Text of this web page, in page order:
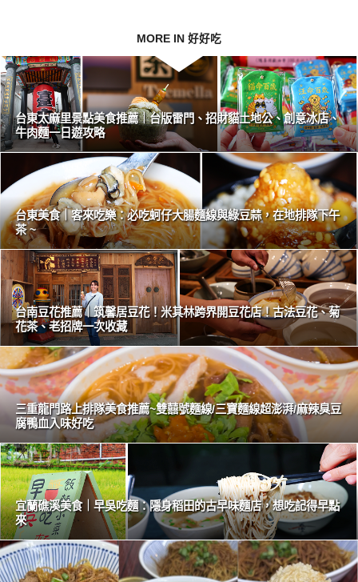
MORE IN 好好吃
台東太麻里景點美食推薦｜台版雷門、招財貓土地公、創意冰店、
牛肉麵一日遊攻略
台東美食｜客來吃樂：必吃蚵仔大腸麵線與綠豆蒜，在地排隊下午
茶 ~
台南豆花推薦｜筑馨居豆花！米其林跨界開豆花店！古法豆花、菊
花茶、老招牌一次收藏
三重龍門路上排隊美食推薦~雙囍號麵線/三寶麵線超澎湃/麻辣臭豆
腐鴨血入味好吃
宜蘭礁溪美食｜早吳吃麵：隱身稻田的古早味麵店，想吃記得早點
來